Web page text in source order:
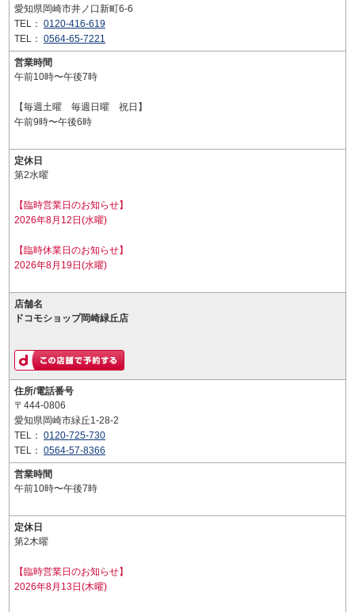
愛知県岡崎市井ノ口新町6-6
TEL： 0120-416-619
TEL： 0564-65-7221
営業時間
午前10時〜午後7時
【毎週土曜 毎週日曜 祝日】
午前9時〜午後6時
定休日
第2水曜
【臨時営業日のお知らせ】
2026年8月12日(水曜)
【臨時休業日のお知らせ】
2026年8月19日(水曜)
店舗名
ドコモショップ岡崎緑丘店
住所/電話番号
〒444-0806
愛知県岡崎市緑丘1-28-2
TEL： 0120-725-730
TEL： 0564-57-8366
営業時間
午前10時〜午後7時
定休日
第2木曜
【臨時営業日のお知らせ】
2026年8月13日(木曜)